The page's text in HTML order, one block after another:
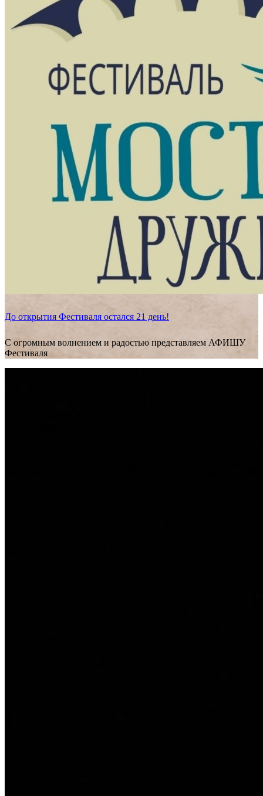
До открытия Фестиваля остался 21 день!
С огромным волнением и радостью представляем АФИШУ
Фестиваля